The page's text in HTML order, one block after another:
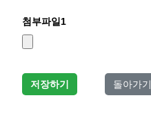
첨부파일 1
돌아가기
저장하기